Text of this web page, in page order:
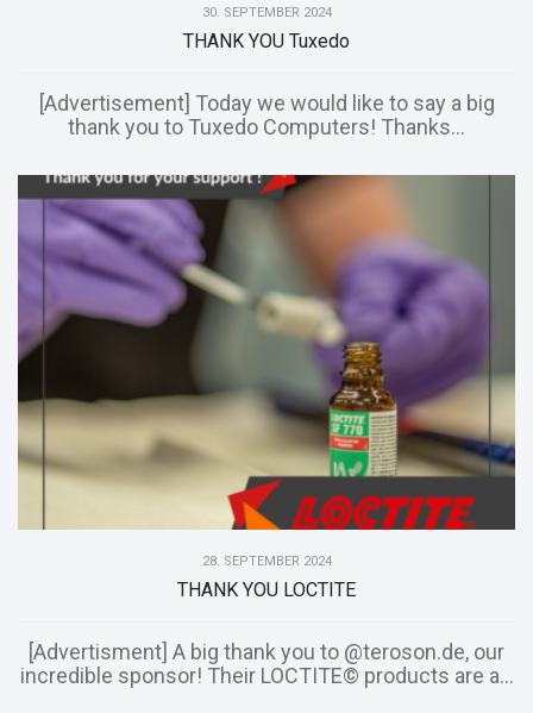
30. SEPTEMBER 2024
THANK YOU Tuxedo
[Advertisement] Today we would like to say a big
thank you to Tuxedo Computers! Thanks...
28. SEPTEMBER 2024
THANK YOU LOCTITE
[Advertisment] A big thank you to @teroson.de, our
incredible sponsor! Their LOCTITE© products are a...